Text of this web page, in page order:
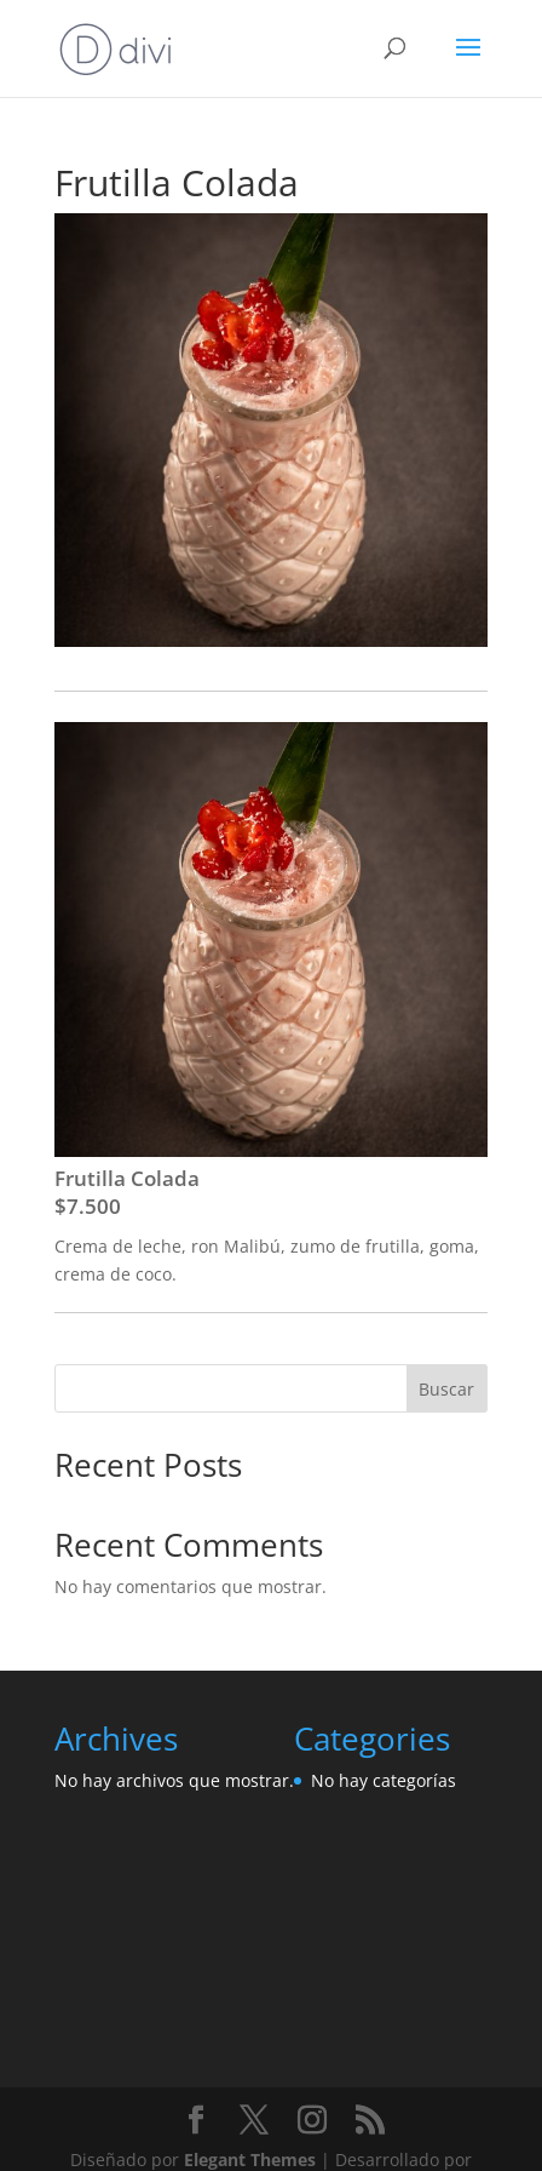
Frutilla Colada
Frutilla Colada
$7.500
Crema de leche, ron Malibú, zumo de frutilla, goma,
crema de coco.
Buscar
Recent Posts
Recent Comments
No hay comentarios que mostrar.
Archives
No hay archivos que mostrar.
Categories
No hay categorías
Diseñado por Elegant Themes| Desarrollado por